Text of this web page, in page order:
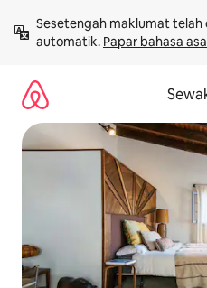
kandungan
Sesetengah maklumat
automatik. Papar bahasa